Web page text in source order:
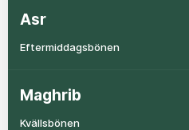
Asr
Eftermiddagsbönen
Maghrib
Kvällsbönen